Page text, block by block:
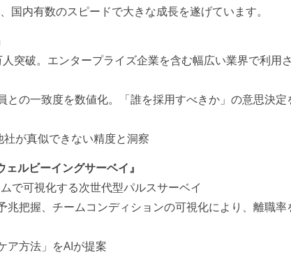
内有数のスピードで大きな成長を遂げています。
突破。エンタープライズ企業を含む幅広い業界で利用
の一致度を数値化。「誰を採用すべきか」の意思決定
が真似できない精度と洞察
ルビーイングサーベイ』
で可視化する次世代型パルスサーベイ
把握、チームコンディションの可視化により、離職率
ア方法」をAIが提案